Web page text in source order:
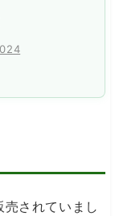
されていまし